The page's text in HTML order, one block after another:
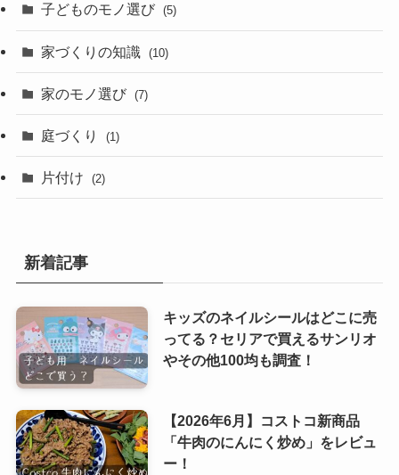
子どものモノ選び (5)
家づくりの知識 (10)
家のモノ選び (7)
庭づくり (1)
片付け (2)
新着記事
キッズのネイルシールはどこに売
ってる？セリアで買えるサンリオ
やその他100均も調査！
【2026年6月】コストコ新商品
「牛肉のにんにく炒め」をレビュ
ー！